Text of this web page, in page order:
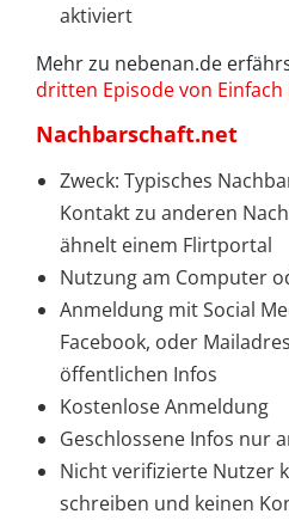
aktiviert
Mehr zu nebenan.de
dritten Episode von
Nachbarschaft.net
Zweck: Typisches
Kontakt zu anderen
ähnelt einem Flirtportal
Nutzung am Computer
Anmeldung mit Social
Facebook, oder
öffentlichen Infos
Kostenlose Anmeldung
Geschlossene Infos nur
Nicht verifizierte Nutzer
schreiben und keinen